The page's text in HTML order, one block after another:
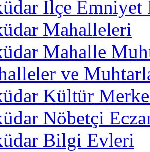
İlçe
Mahalleleri
Mahalle
ve
Kültür
Nöbetçi
Bilgi Evleri